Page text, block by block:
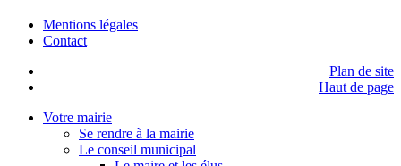
Mentions légales
Contact
Plan de site
Haut de page
Votre mairie
Se rendre à la mairie
Le conseil municipal